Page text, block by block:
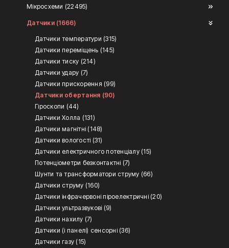
Мікросхеми (22495)
Датчики (1666)
Датчики температури (315)
Датчики переміщень (145)
Датчики тиску (214)
Датчики удару (7)
Датчики прискорення (99)
Датчики обертання (90)
Гіроскопи (44)
Датчики Холла (131)
Датчики магнітні (148)
Датчики вологості (31)
Датчики електричного потенціалу (15)
Потенціометри безконтактні (7)
Шунти та трансформатори струму (66)
Датчики струму (160)
Датчики інфрачервоні піроелектричні (20)
Датчики ультразвукові (9)
Датчики нахилу (7)
Датчики (і панелі) сенсорні (36)
Датчики газу (15)